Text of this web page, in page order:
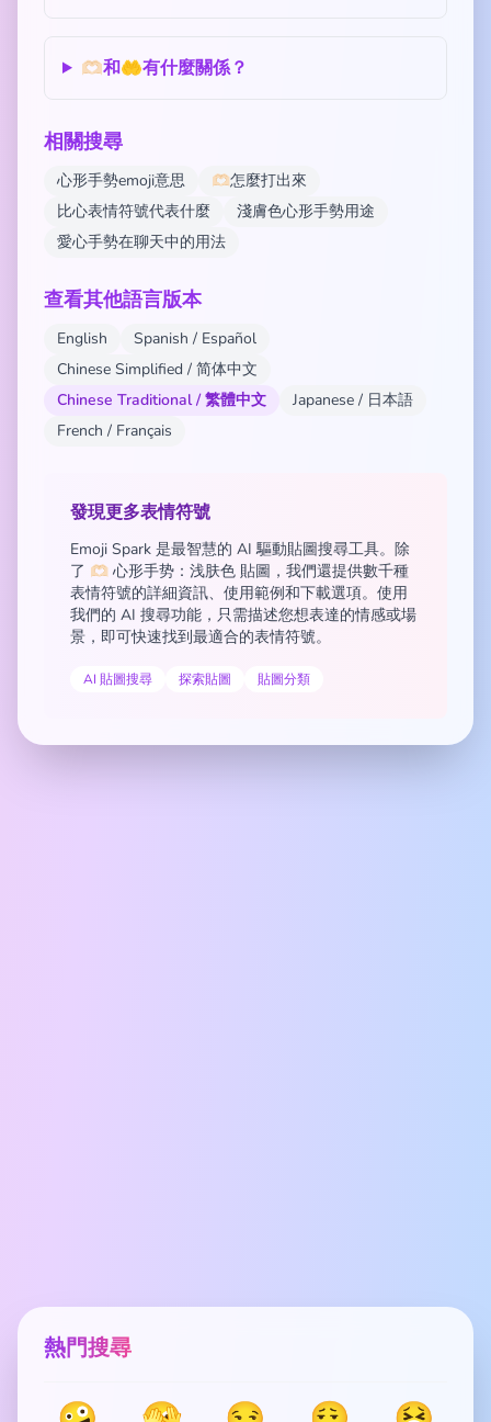
🫶🏻和🤲有什麼關係？
相關搜尋
心形手勢emoji意思
🫶🏻怎麼打出來
比心表情符號代表什麼
淺膚色心形手勢用途
愛心手勢在聊天中的用法
查看其他語言版本
English
Spanish / Español
Chinese Simplified / 简体中文
Chinese Traditional / 繁體中文
Japanese / 日本語
French / Français
發現更多表情符號
Emoji Spark 是最智慧的 AI 驅動貼圖搜尋工具。除
了 🫶🏻 心形手势：浅肤色 貼圖，我們還提供數千種
表情符號的詳細資訊、使用範例和下載選項。使用
我們的 AI 搜尋功能，只需描述您想表達的情感或場
景，即可快速找到最適合的表情符號。
AI 貼圖搜尋 探索貼圖 貼圖分類
熱門搜尋